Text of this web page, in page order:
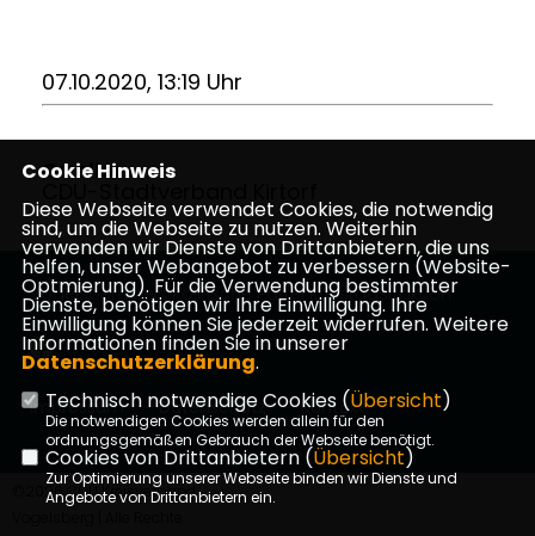
07.10.2020, 13:19 Uhr
Quelle:
Vogelsbergkreis Politische Partei Kreistagsfraktion
Impressum Datenschutz Kontakt
©2026 CDU Kreisverband
Cookie Hinweis
Diese Webseite verwendet Cookies, die notwendig
sind, um die Webseite zu nutzen. Weiterhin
verwenden wir Dienste von Drittanbietern, die uns
helfen, unser Webangebot zu verbessern (Website-
Optmierung). Für die Verwendung bestimmter
Dienste, benötigen wir Ihre Einwilligung. Ihre
Einwilligung können Sie jederzeit widerrufen. Weitere
Informationen finden Sie in unserer
Datenschutzerklärung.
Technisch notwendige Cookies (Übersicht)
Die notwendigen Cookies werden allein für den
ordnungsgemäßen Gebrauch der Webseite benötigt.
Cookies von Drittanbietern (Übersicht)
Zur Optimierung unserer Webseite binden wir Dienste und
Angebote von Drittanbietern ein.